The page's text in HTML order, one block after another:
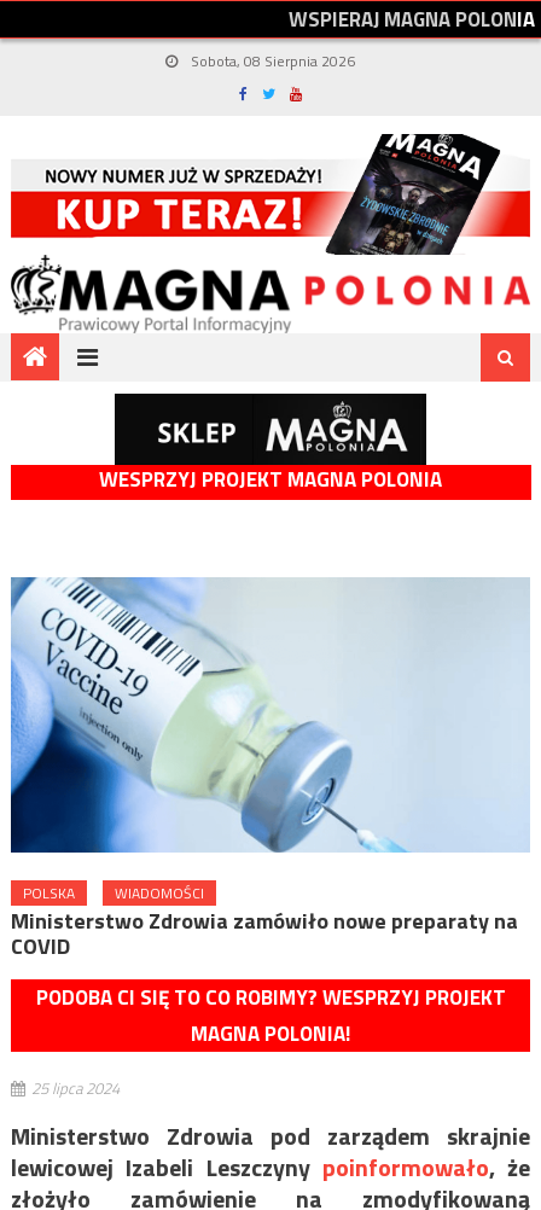
WSPIERAJMAGNAPOLONIA
Sobota, 08 Sierpnia 2026
WESPRZYJ PROJEKT MAGNA POLONIA
POLSKA WIADOMOŚCI
Ministerstwo Zdrowia zamówiło nowe preparaty na
COVID
PODOBA CI SIĘ TO CO ROBIMY? WESPRZYJ PROJEKT
MAGNA POLONIA!
25 lipca 2024
Ministerstwo Zdrowia pod zarządem skrajnie
lewicowej Izabeli Leszczyny poinformowało, że
złożyło zamówienie na zmodyfikowaną